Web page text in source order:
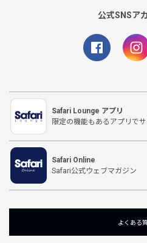
公式SNSア
Safari Lounge アプリ
限定の機能もあるアプリで
Safari Online
Safari公式ウェブマガジン
よくある